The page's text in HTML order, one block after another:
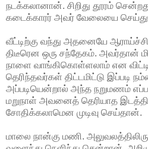
நடக்கலானான். சிறிது தூரம்
கடைக்காரர் அவர் வேலையை
வீட்டிற்கு வந்து அதனையே
திடீரென ஒரு சந்தேகம். அவர்தான்
நாளை வாங்கிகொள்ளலாம் என
தெரிந்தவர்கள் திட்டமிட்டு இப்படி
அப்படியென்றால் அந்த நறுமணம்
மறுநாள் அவனைத் தெரியாத
சோதிக்கலாமென முடிவு செய்தான்.
மாலை நான்கு மணி.